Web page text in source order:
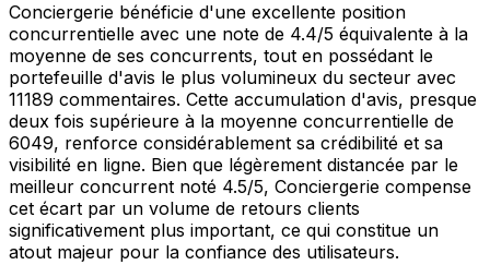
Conciergerie bénéficie d'une excellente position
concurrentielle avec une note de 4.4/5 équivalente à la
moyenne de ses concurrents, tout en possédant le
portefeuille d'avis le plus volumineux du secteur avec
11189 commentaires. Cette accumulation d'avis, presque
deux fois supérieure à la moyenne concurrentielle de
6049, renforce considérablement sa crédibilité et sa
visibilité en ligne. Bien que légèrement distancée par le
meilleur concurrent noté 4.5/5, Conciergerie compense
cet écart par un volume de retours clients
significativement plus important, ce qui constitue un
atout majeur pour la confiance des utilisateurs.